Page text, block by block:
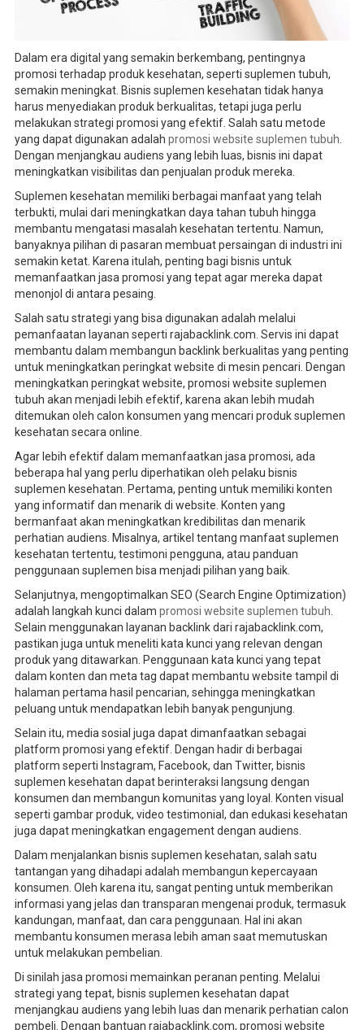
Dalam era digital yang semakin berkembang, pentingnya
promosi terhadap produk kesehatan, seperti suplemen tubuh,
semakin meningkat. Bisnis suplemen kesehatan tidak hanya
harus menyediakan produk berkualitas, tetapi juga perlu
melakukan strategi promosi yang efektif. Salah satu metode
yang dapat digunakan adalah promosi website suplemen tubuh
Dengan menjangkau audiens yang lebih luas, bisnis ini dapat
meningkatkan visibilitas dan penjualan produk mereka.
Suplemen kesehatan memiliki berbagai manfaat yang telah
terbukti, mulai dari meningkatkan daya tahan tubuh hingga
membantu mengatasi masalah kesehatan tertentu. Namun,
banyaknya pilihan di pasaran membuat persaingan di industri ini
semakin ketat. Karena itulah, penting bagi bisnis untuk
memanfaatkan jasa promosi yang tepat agar mereka dapat
menonjol di antara pesaing.
Salah satu strategi yang bisa digunakan adalah melalui
pemanfaatan layanan seperti rajabacklink.com. Servis ini dapat
membantu dalam membangun backlink berkualitas yang penting
untuk meningkatkan peringkat website di mesin pencari. Dengan
meningkatkan peringkat website, promosi website suplemen
tubuh akan menjadi lebih efektif, karena akan lebih mudah
ditemukan oleh calon konsumen yang mencari produk suplemen
kesehatan secara online.
Agar lebih efektif dalam memanfaatkan jasa promosi, ada
beberapa hal yang perlu diperhatikan oleh pelaku bisnis
suplemen kesehatan. Pertama, penting untuk memiliki konten
yang informatif dan menarik di website. Konten yang
bermanfaat akan meningkatkan kredibilitas dan menarik
perhatian audiens. Misalnya, artikel tentang manfaat suplemen
kesehatan tertentu, testimoni pengguna, atau panduan
penggunaan suplemen bisa menjadi pilihan yang baik.
Selanjutnya, mengoptimalkan SEO (Search Engine Optimization)
adalah langkah kunci dalam promosi website suplemen tubuh
Selain menggunakan layanan backlink dari rajabacklink.com,
pastikan juga untuk meneliti kata kunci yang relevan dengan
produk yang ditawarkan. Penggunaan kata kunci yang tepat
dalam konten dan meta tag dapat membantu website tampil di
halaman pertama hasil pencarian, sehingga meningkatkan
peluang untuk mendapatkan lebih banyak pengunjung.
Selain itu, media sosial juga dapat dimanfaatkan sebagai
platform promosi yang efektif. Dengan hadir di berbagai
platform seperti Instagram, Facebook, dan Twitter, bisnis
suplemen kesehatan dapat berinteraksi langsung dengan
konsumen dan membangun komunitas yang loyal. Konten visual
seperti gambar produk, video testimonial, dan edukasi kesehatan
juga dapat meningkatkan engagement dengan audiens.
Dalam menjalankan bisnis suplemen kesehatan, salah satu
tantangan yang dihadapi adalah membangun kepercayaan
konsumen. Oleh karena itu, sangat penting untuk memberikan
informasi yang jelas dan transparan mengenai produk, termasuk
kandungan, manfaat, dan cara penggunaan. Hal ini akan
membantu konsumen merasa lebih aman saat memutuskan
untuk melakukan pembelian.
Di sinilah jasa promosi memainkan peranan penting. Melalui
strategi yang tepat, bisnis suplemen kesehatan dapat
menjangkau audiens yang lebih luas dan menarik perhatian calon
pembeli. Dengan bantuan rajabacklink.com, promosi website